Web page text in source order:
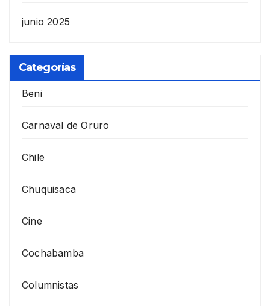
junio 2025
Categorías
Beni
Carnaval de Oruro
Chile
Chuquisaca
Cine
Cochabamba
Columnistas